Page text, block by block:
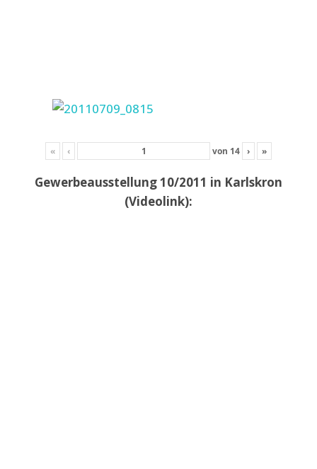
« ‹ von 14 › »
Gewerbeausstellung 10/2011 in Karlskron
(Videolink):